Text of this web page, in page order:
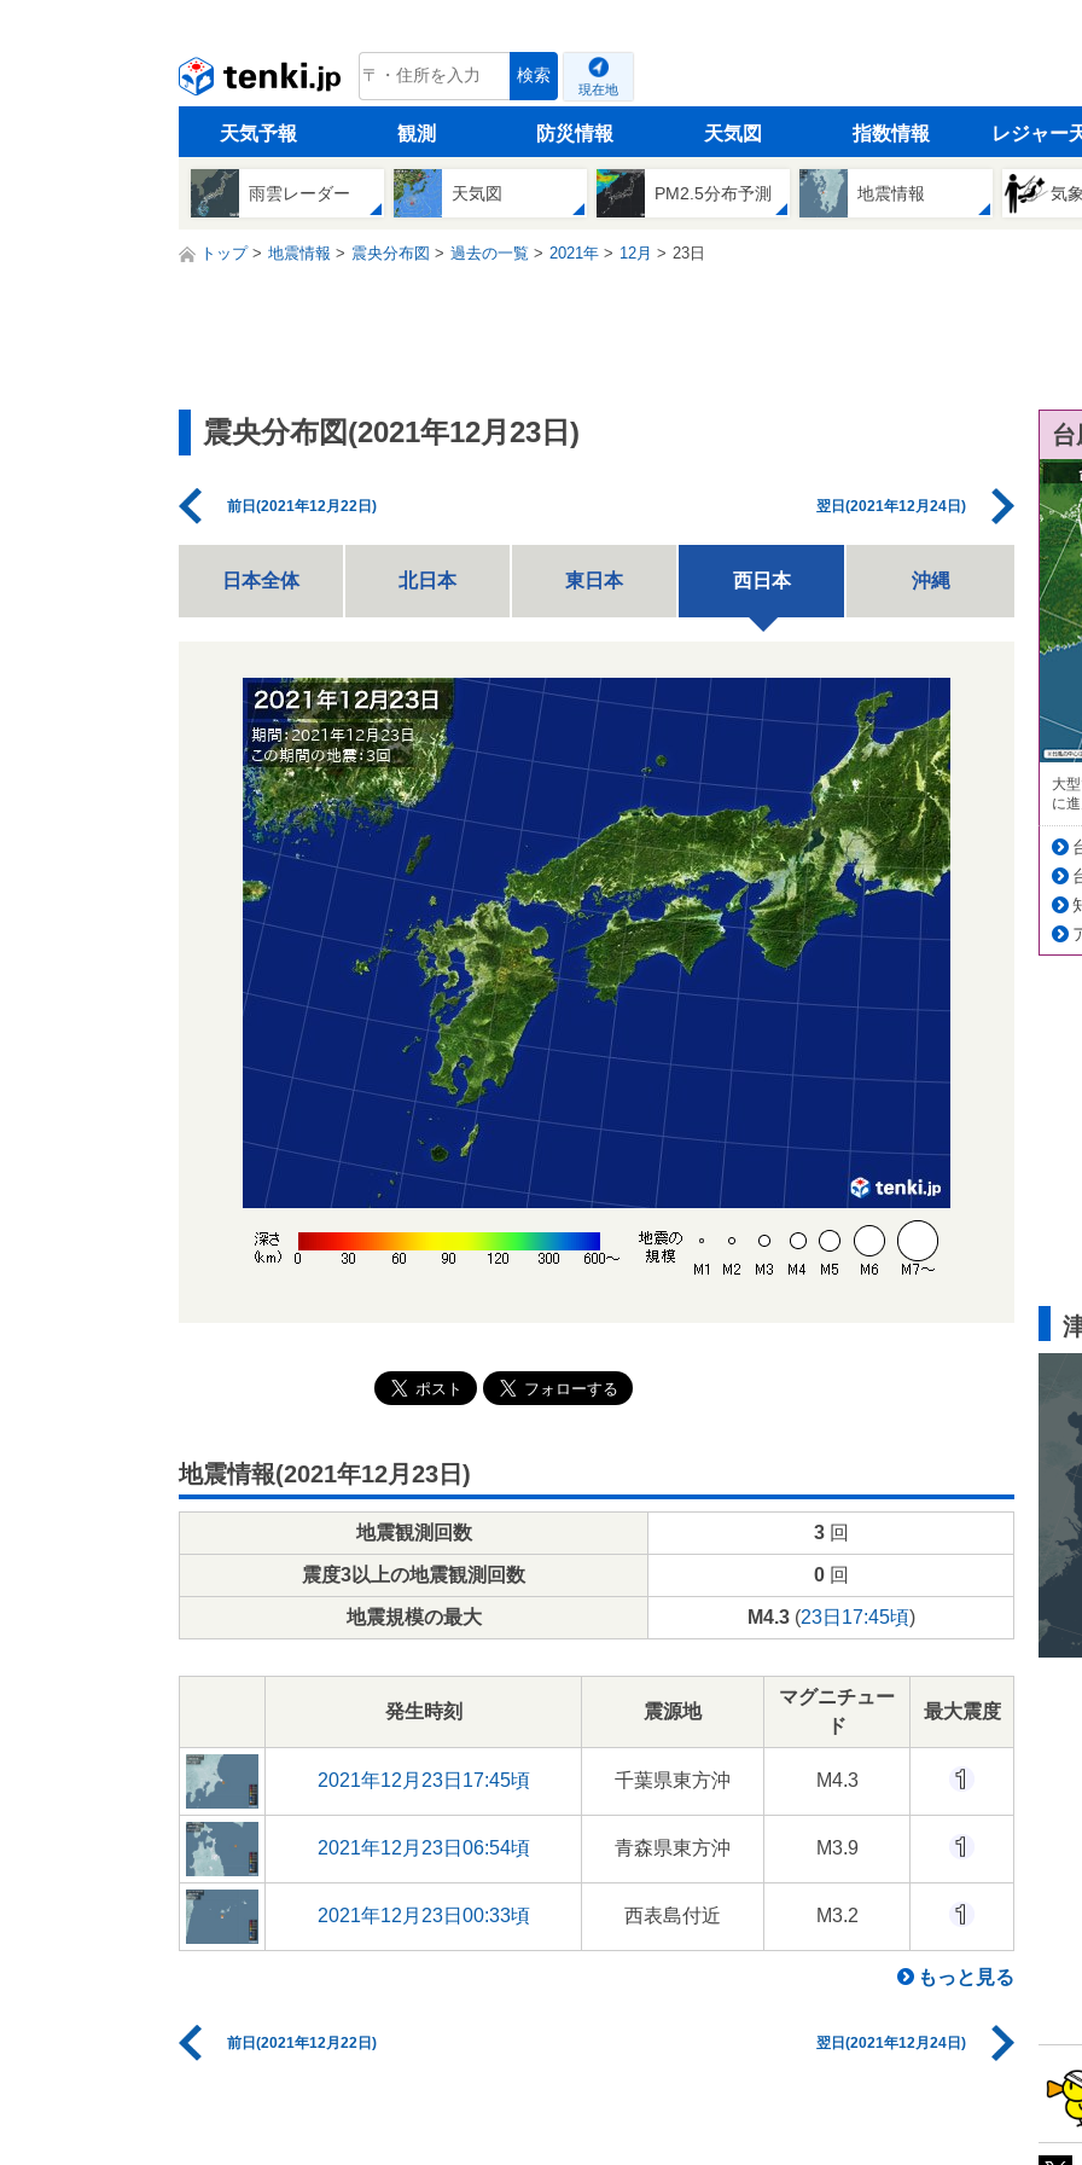
tenki.jp 検索
現在地
天気予報 観測 防災情報 天気図 指数情報 レジャー
雨雲レーダー 天気図 PM2.5分布予測 地震情報 気
トップ 地震情報 震央分布図 過去の一覧 2021年 12月 23日
震央分布図(2021年12月23日)
前日(2021年12月22日) 翌日(2021年12月24日)
日本全体 北日本 東日本 西日本 沖縄
地震情報(2021年12月23日)
地震観測回数 3回
震度3以上の地震観測回数 0回
地震規模の最大 M4.3(23日17:45頃)
発生時刻 震源地
マグニチュー
ド
最大震度
2021年12月23日17:45頃 千葉県東方沖 M4.3
2021年12月23日06:54頃 青森県東方沖 M3.9
2021年12月23日00:33頃 西表島付近 M3.2
もっと見る
前日(2021年12月22日) 翌日(2021年12月24日)
大
に